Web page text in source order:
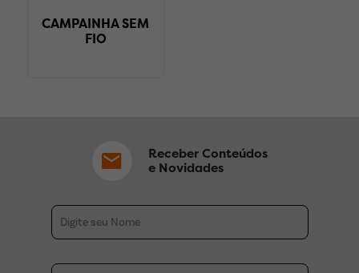
CAMPAINHA SEM
FIO
Receber Conteúdos
e Novidades